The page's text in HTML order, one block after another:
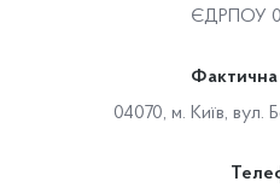
ЄДРПОУ
04070, м. Київ, вул.